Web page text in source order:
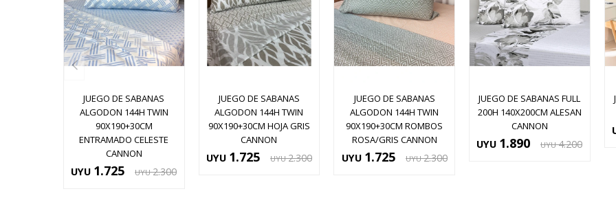
JUEGO DE SABANAS
ALGODON 144H TWIN
90X190+30CM
ENTRAMADO CELESTE
CANNON
UYU 1.725 UYU 2.300
JUEGO DE SABANAS
ALGODON 144H TWIN
90X190+30CM HOJA GRIS
CANNON
UYU 1.725 UYU 2.300
JUEGO DE SABANAS
ALGODON 144H TWIN
90X190+30CM ROMBOS
ROSA/GRIS CANNON
UYU 1.725 UYU 2.300
JUEGO DE SABANAS FULL
200H 140X200CM ALESAN
CANNON
UYU 1.890 UYU 4.200